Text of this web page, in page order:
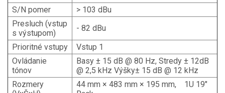
S/N pomer
> 103 dBu
Presluch (vstup
s výstupom)
- 82 dBu
Prioritné vstupy
Vstup 1
Ovládanie
tónov
Basy ± 15 dB @ 80 Hz, Stredy ± 12dB
@ 2,5 kHz Výšky± 15 dB @ 12 kHz
Rozmery
44 mm × 483 mm × 195 mm, 1U 19"